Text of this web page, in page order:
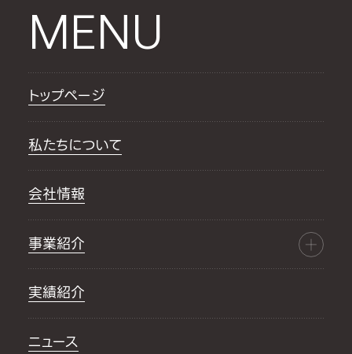
MENU
トップページ
私たちについて
会社情報
事業紹介
実績紹介
ニュース